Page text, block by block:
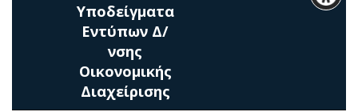
Υποδείγματα
Εντύπων Δ/
νσης
Οικονομικής
Διαχείρισης